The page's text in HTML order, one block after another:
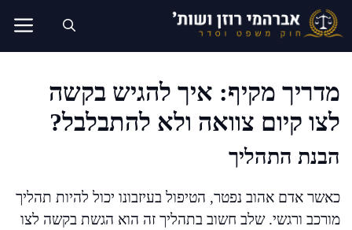
לדלג
לתוכן
מדריך מקיף: איך להגיש בקשה
לצו קיום צוואה ולא להתבלבל?
הבנת התהליך
כאשר אדם אהוב נפטר, הטיפול בעיזבונו יכול להיות תהליך
מורכב ורגשי. שלב חשוב בתהליך זה הוא הגשת בקשה לצו